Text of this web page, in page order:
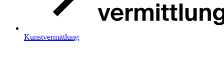
Kunstvermittlung